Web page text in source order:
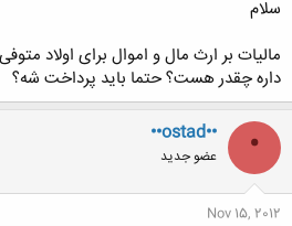
سلام
داره چقدر هست؟ حتما باید پرداخت شه؟
•
••ostad••
عضو جدید
Nov 15, 2012